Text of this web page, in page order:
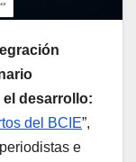
desarrollo:
del BCIE”,
e